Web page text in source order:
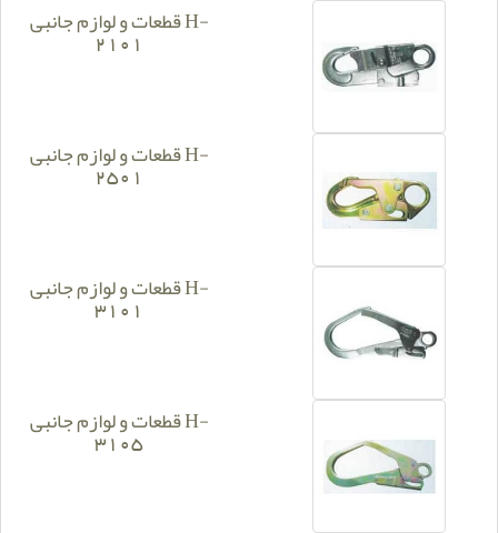
قطعات و لوازم جانبی H-
2101
قطعات و لوازم جانبی H-
2501
قطعات و لوازم جانبی H-
3101
قطعات و لوازم جانبی H-
3105